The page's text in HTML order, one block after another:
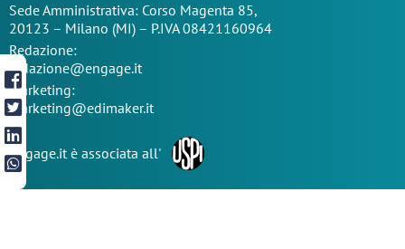
SedeAmministrativa: Corso Magenta 85,
20123 – Milano (MI) – P.IVA 08421160964
Redazione:
redazione@engage.it
Marketing:
marketing@edimaker.it
Engage.it è associata all'